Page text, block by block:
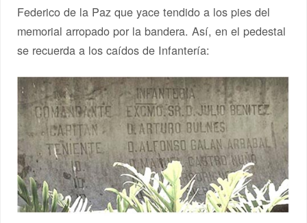
Federico de la Paz que yace tendido a los pies del
memorial arropado por la bandera. Así, en el pedestal
se recuerda a los caídos de Infantería: